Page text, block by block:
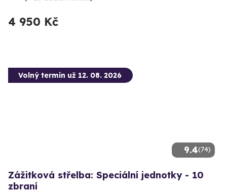
4 950 Kč
9.4(74)
Volný termín už 12. 08. 2026
Zážitková střelba: Speciální jednotky - 10
zbraní